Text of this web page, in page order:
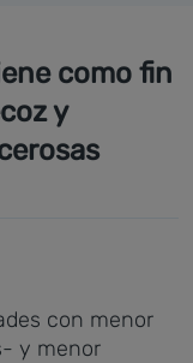
como fin
y
con menor
y menor